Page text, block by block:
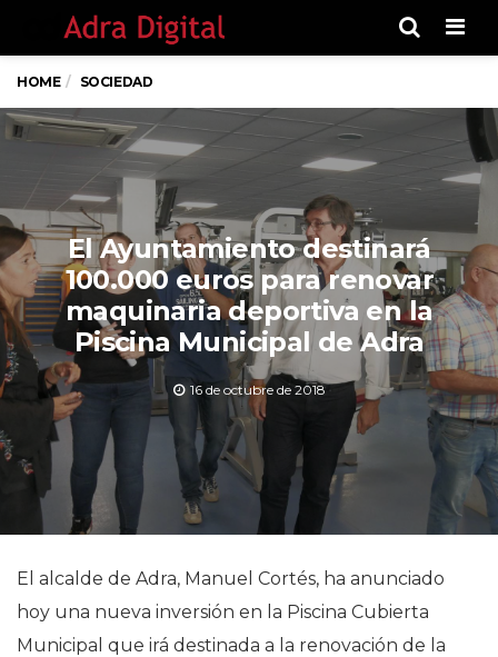
HOME SOCIEDAD
El Ayuntamiento destinará
100.000 euros para renovar
maquinaria deportiva en la
Piscina Municipal de Adra
16 de octubre de 2018
El alcalde de Adra, Manuel Cortés, ha anunciado
hoy una nueva inversión en la Piscina Cubierta
Municipal que irá destinada a la renovación de la